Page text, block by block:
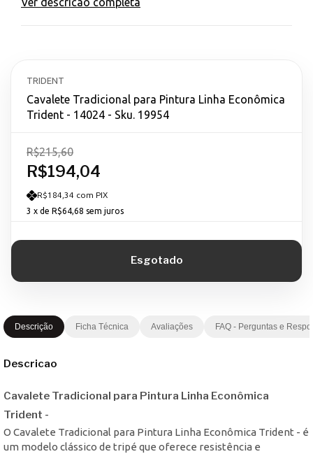
TRIDENT
Cavalete Tradicional para Pintura Linha Econômica
Trident - 14024 - Sku. 19954
R$194,04
R$215,60
R$184,34 com PIX
3 x de R$64,68 sem juros
Descrição Ficha Técnica Avaliações FAQ - Perguntas e
Descricao
Cavalete Tradicional para Pintura Linha Econômica
Trident -
O Cavalete Tradicional para Pintura Linha Econômica Trident - é
um modelo clássico de tripé que oferece resistência e